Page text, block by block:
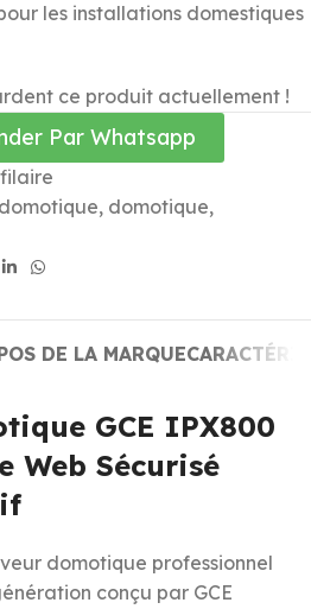
les installations domestiques
ce produit actuellement !
Par Whatsapp
, domotique,
DE LA MARQUE
GCE IPX800
Web Sécurisé
domotique professionnel
conçu par GCE